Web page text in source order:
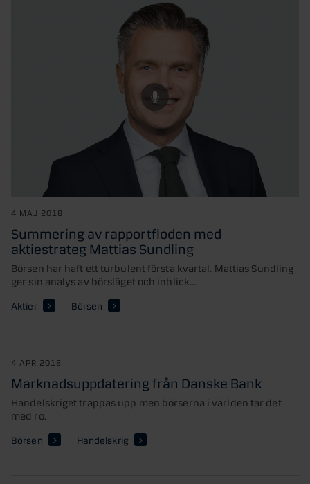
4 MAJ 2018
Summering av rapportfloden med
aktiestrateg Mattias Sundling
Börsen har haft ett turbulent första kvartal. Mattias Sundling
ger sin analys av börsläget och inblick...
Aktier Börsen
4 APR 2018
Marknadsuppdatering från Danske Bank
Handelskriget trappas upp men börserna i världen tar det
med ro.
Börsen Handelskrig